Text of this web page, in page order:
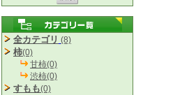
全カテゴリ (8)
柿(0)
甘柿(0)
渋柿(0)
すもも(0)